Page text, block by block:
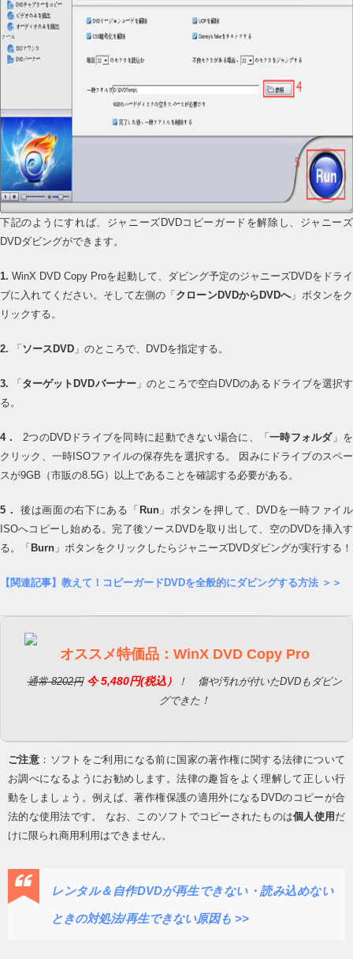
下記のようにすれば、ジャニーズDVDコピーガードを解除し、ジャニーズ
DVDダビングができます。
1. WinX DVD Copy Proを起動して、ダビング予定のジャニーズDVDをドライ
ブに入れてください。そして左側の「 クローンDVDからDVDへ」ボタンをク
リックする。
2. 「 ソースDVD 」のところで、DVDを指定する。
3. 「 ターゲットDVDバーナー」のところで空白DVDのあるドライブを選択す
る。
4． 2つのDVDドライブを同時に起動できない場合に、「一時フォルダ」を
クリック、一時ISOファイルの保存先を選択する。 因みにドライブのスペー
スが9GB（市販の8.5G）以上であることを確認する必要がある。
5 ． 後は画面の右下にある「 Run」ボタンを押して、DVDを一時ファイル
ISOへコピーし始める。完了後ソースDVDを取り出して、空のDVDを挿入す
る。「 Burn 」ボタンをクリックしたらジャニーズDVDダビングが実行する！
【関連記事】教えて！コピーガードDVDを全般的にダビングする方法 ＞＞
オススメ特価品：WinX DVD Copy Pro
通常 8202円 今 5,480円(税込）
！ 傷や汚れが付いたDVDもダビン
グできた！
ご注意 ：ソフトをご利用になる前に国家の著作権に関する法律について
お調べになるようにお勧めします。法律の趣旨をよく理解して正しい行
動をしましょう。例えば、著作権保護の適用外になるDVDのコピーが合
法的な使用法です。 なお、このソフトでコピーされたものは個人使用 だ
けに限られ商用利用はできません。
レンタル＆自作DVDが再生できない・読み込めない
ときの対処法/再生できない原因も >>